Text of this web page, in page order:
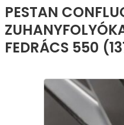
PESTAN
FEDRÁCS 550